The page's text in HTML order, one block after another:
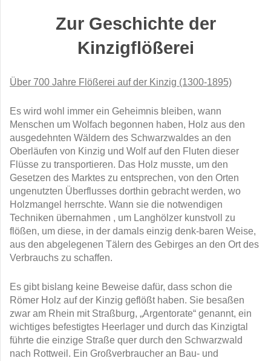
Zur Geschichte der
Kinzigflößerei
Über 700 Jahre Flößerei auf der Kinzig (1300-1895)
Es wird wohl immer ein Geheimnis bleiben, wann
Menschen um Wolfach begonnen haben, Holz aus den
ausgedehnten Wäldern des Schwarzwaldes an den
Oberläufen von Kinzig und Wolf auf den Fluten dieser
Flüsse zu transportieren. Das Holz musste, um den
Gesetzen des Marktes zu entsprechen, von den Orten
ungenutzten Überflusses dorthin gebracht werden, wo
Holzmangel herrschte. Wann sie die notwendigen
Techniken übernahmen , um Langhölzer kunstvoll zu
flößen, um diese, in der damals einzig denk-baren Weise,
aus den abgelegenen Tälern des Gebirges an den Ort des
Verbrauchs zu schaffen.
Es gibt bislang keine Beweise dafür, dass schon die
Römer Holz auf der Kinzig geflößt haben. Sie besaßen
zwar am Rhein mit Straßburg, „Argentorate“ genannt, ein
wichtiges befestigtes Heerlager und durch das Kinzigtal
führte die einzige Straße quer durch den Schwarzwald
nach Rottweil. Ein Großverbraucher an Bau- und